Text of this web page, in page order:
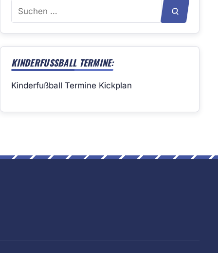
Suchen
SUCHEN
KINDERFUSSBALL TERMINE:
Kinderfußball Termine Kickplan